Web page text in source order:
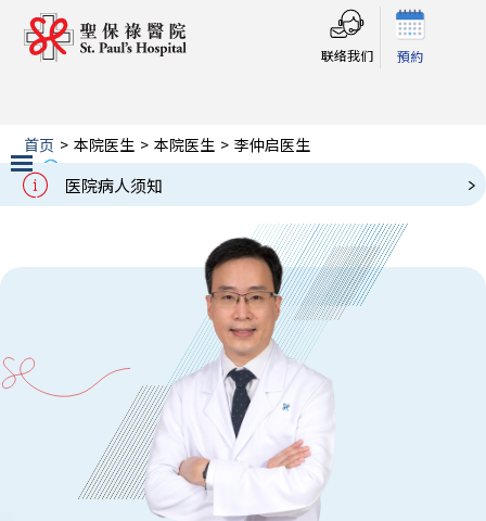
联络我们 預約
医院病人须知
Slide 2 of 3.
首页 > 本院医生 > 本院医生 > 李仲启医生
李仲启医生